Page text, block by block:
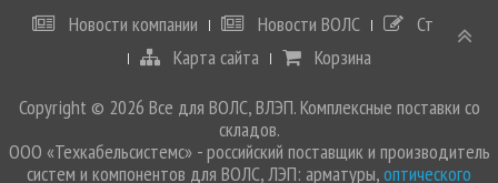
Новости компании Новости ВОЛС
Статьи
Карта сайта
Корзина
Copyright © 2026 Все для ВОЛС, ВЛЭП. Комплексные поставки со
складов.
ООО «Техкабельсистемс» - российский поставщик и производитель
систем и компонентов для ВОЛС, ЛЭП: арматуры,оптического